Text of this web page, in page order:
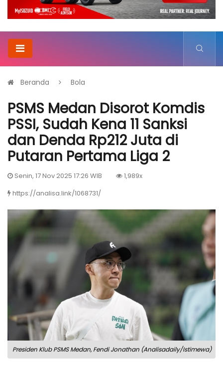
Beranda Bola
PSMS Medan Disorot Komdis
PSSI, Sudah Kena 11 Sanksi
dan Denda Rp212 Juta di
Putaran Pertama Liga 2
Senin, 17 Nov 2025 17:26 WIB
1,989x
https://analisa.link/1068731/
Presiden Klub PSMS Medan, Fendi Jonathan (Analisadaily/Istimewa)